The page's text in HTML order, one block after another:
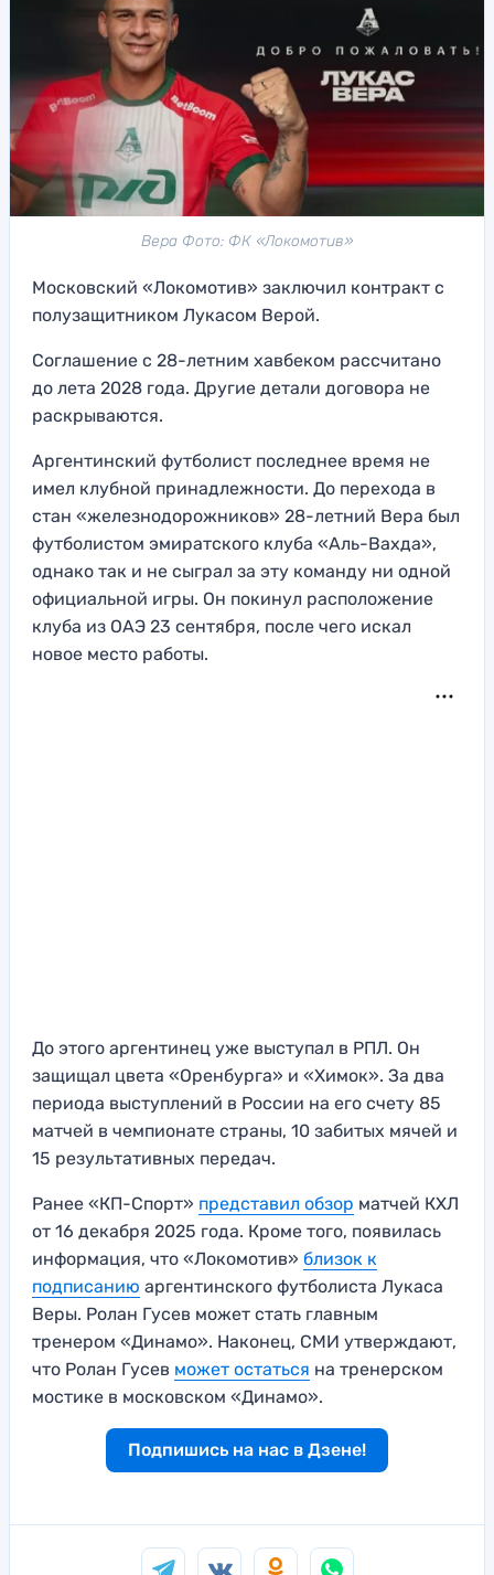
Вера Фото: ФК «Локомотив»
Московский «Локомотив» заключил контракт с
полузащитником Лукасом Верой.
Соглашение с 28-летним хавбеком рассчитано
до лета 2028 года. Другие детали договора не
раскрываются.
Аргентинский футболист последнее время не
имел клубной принадлежности. До перехода в
стан «железнодорожников» 28-летний Вера был
футболистом эмиратского клуба «Аль-Вахда»,
однако так и не сыграл за эту команду ни одной
официальной игры. Он покинул расположение
клуба из ОАЭ 23 сентября, после чего искал
новое место работы.
До этого аргентинец уже выступал в РПЛ. Он
защищал цвета «Оренбурга» и «Химок». За два
периода выступлений в России на его счету 85
матчей в чемпионате страны, 10 забитых мячей и
15 результативных передач.
Ранее «КП-Спорт» представил обзор матчей КХЛ
от 16 декабря 2025 года. Кроме того, появилась
информация, что «Локомотив» близок к
подписанию аргентинского футболиста Лукаса
Веры. Ролан Гусев может стать главным
тренером «Динамо». Наконец, СМИ утверждают,
что Ролан Гусев может остаться на тренерском
мостике в московском «Динамо».
Подпишись на нас в Дзене!